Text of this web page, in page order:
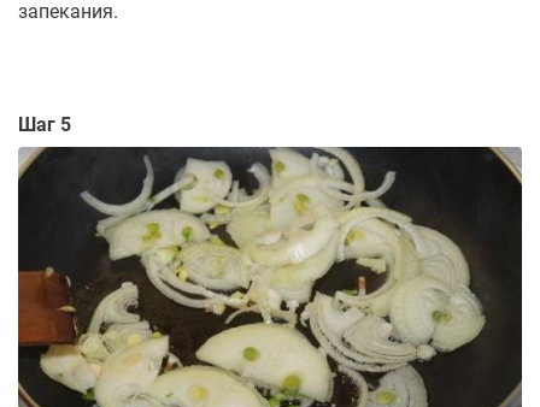
запекания.
Шаг 5